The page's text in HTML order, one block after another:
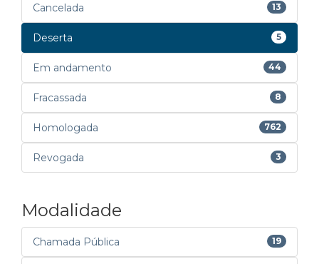
Cancelada 13
Deserta 5
Em andamento 44
Fracassada 8
Homologada 762
Revogada 3
Modalidade
Chamada Pública 19